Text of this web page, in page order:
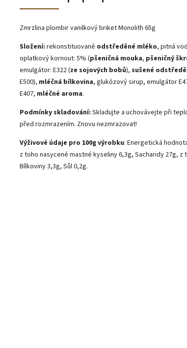
Zmrzlina plombir vanilkový briket Monolith 65g
Složení: rekonstituované odstředěné mléko, pitná
oplatkový kornout: 5% (pšeničná mouka, pšeničný
emulgátor: E322 (ze sojových bobů), sušené
E500), mléčná bílkovina, glukózový sirup, emulgátor
E407, mléčné aroma.
Podmínky skladování: Skladujte a uchovávejte při
před rozmrazením. Znovu nezmrazovat!
Výživové údaje pro 100g výrobku: Energetická
z toho nasycené mastné kyseliny 6,3g, Sacharidy 27g, z
Bílkoviny 3,3g, Sůl 0,2g.